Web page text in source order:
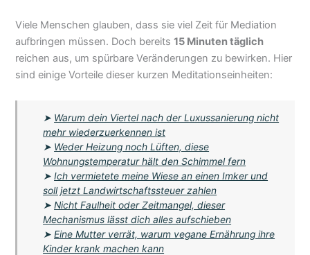
Viele Menschen glauben, dass sie viel Zeit für Mediation
aufbringen müssen. Doch bereits15 Minuten täglich
reichen aus, um spürbare Veränderungen zu bewirken. Hier
sind einige Vorteile dieser kurzen Meditationseinheiten:
➤ Warum dein Viertel nach der Luxussanierung nicht
mehr wiederzuerkennen ist
➤ Weder Heizung noch Lüften, diese
Wohnungstemperatur hält den Schimmel fern
➤Ich vermietete meine Wiese an einen Imker und
soll jetzt Landwirtschaftssteuer zahlen
➤Nicht Faulheit oder Zeitmangel, dieser
Mechanismus lässt dich alles aufschieben
➤Eine Mutter verrät, warum vegane Ernährung ihre
Kinder krank machen kann